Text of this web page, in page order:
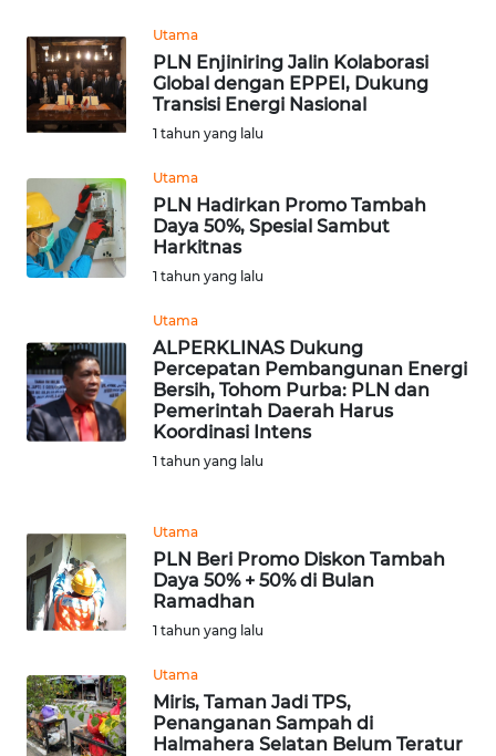
Utama
PLN Enjiniring Jalin Kolaborasi
Global dengan EPPEI, Dukung
Transisi Energi Nasional
1 tahun yang lalu
Utama
PLN Hadirkan Promo Tambah
Daya 50%, Spesial Sambut
Harkitnas
1 tahun yang lalu
Utama
ALPERKLINAS Dukung
Percepatan Pembangunan Energi
Bersih, Tohom Purba: PLN dan
Pemerintah Daerah Harus
Koordinasi Intens
1 tahun yang lalu
Utama
PLN Beri Promo Diskon Tambah
Daya 50% + 50% di Bulan
Ramadhan
1 tahun yang lalu
Utama
Miris, Taman Jadi TPS,
Penanganan Sampah di
Halmahera Selatan Belum Teratur
WN
BANTEN
WN
NTT
KEPRI
WN
WN
PAPUA
BARAT
WN
SERAMBI
WN
WN
SULTRA